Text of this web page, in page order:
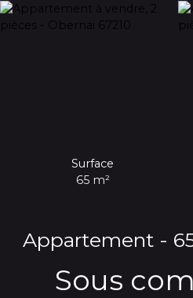
Surface
65 m²
Appartement -
Sous